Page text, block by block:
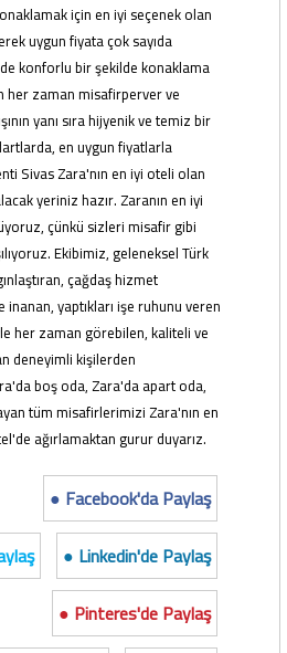
için en iyi seçenek olan
uygun fiyata çok sayıda
konforlu bir şekilde konaklama
zaman misafirperver ve
yanı sıra hijyenik ve temiz bir
en uygun fiyatlarla
Sivas Zara'nın en iyi oteli olan
yeriniz hazır. Zaranın en iyi
çünkü sizleri misafir gibi
Ekibimiz, geleneksel Türk
çağdaş hizmet
yaptıkları işe ruhunu veren
her zaman görebilen, kaliteli ve
deneyimli kişilerden
boş oda, Zara'da apart oda,
tüm misafirlerimizi Zara'nın en
ağırlamaktan gurur duyarız.
● Facebook'da Paylaş
● Linkedin'de Paylaş
● Pinteres'de Paylaş